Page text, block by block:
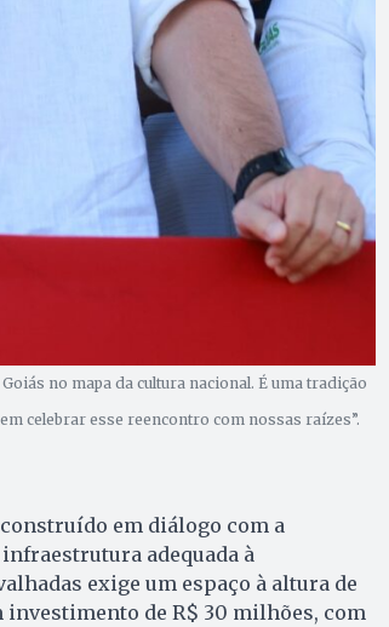
no mapa da cultura nacional. É uma tradição
celebrar esse reencontro com nossas raízes”.
em diálogo com a
adequada à
exige um espaço à altura de
de R$ 30 milhões, com